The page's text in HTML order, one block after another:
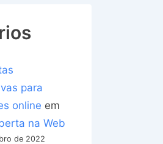
para
online em
na Web
de 2022